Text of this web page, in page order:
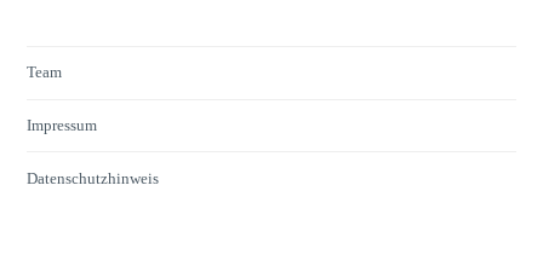
Team
Impressum
Datenschutzhinweis